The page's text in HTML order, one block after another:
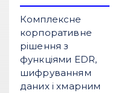
Комплексне
корпоративне
рішення з
функціями EDR,
шифруванням
даних і хмарним